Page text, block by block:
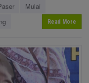
Mulai
Read More